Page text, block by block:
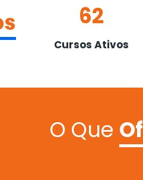
62
Cursos Ativos
O Que